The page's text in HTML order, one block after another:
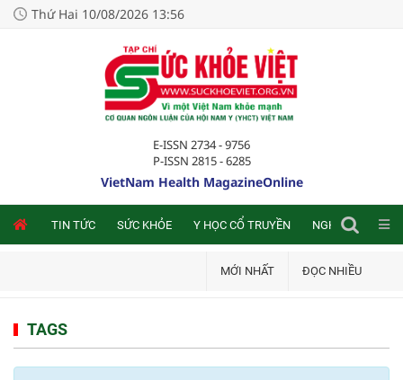
Thứ Hai 10/08/2026 13:56
E-ISSN 2734 - 9756
P-ISSN 2815 - 6285
VietNam Health MagazineOnline
TIN TỨC SỨC KHỎE Y HỌC CỔ TRUYỀN NGHIÊN CỨU
MỚI NHẤT ĐỌC NHIỀU
TAGS